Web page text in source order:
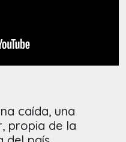
caída, una
propia de la